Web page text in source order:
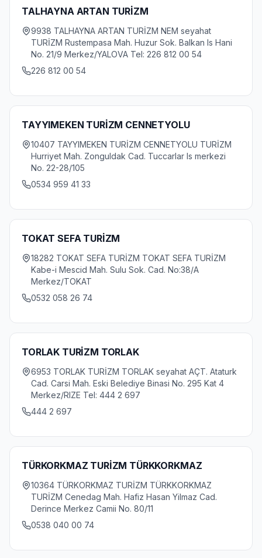
TALHAYNA ARTAN TURİZM
9938 TALHAYNA ARTAN TURİZM NEM seyahat
TURİZM Rustempasa Mah. Huzur Sok. Balkan Is Hani
No. 21/9 Merkez/YALOVA Tel: 226 812 00 54
226 812 00 54
TAYYIMEKEN TURİZM CENNETYOLU
10407 TAYYIMEKEN TURİZM CENNETYOLU TURİZM
Hurriyet Mah. Zonguldak Cad. Tuccarlar Is merkezi
No. 22-28/105
0534 959 41 33
TOKAT SEFA TURİZM
18282 TOKAT SEFA TURİZM TOKAT SEFA TURİZM
Kabe-i Mescid Mah. Sulu Sok. Cad. No:38/A
Merkez/TOKAT
0532 058 26 74
TORLAK TURİZM TORLAK
6953 TORLAK TURİZM TORLAK seyahat AÇT. Ataturk
Cad. Carsi Mah. Eski Belediye Binasi No. 295 Kat 4
Merkez/RIZE Tel: 444 2 697
444 2 697
TÜRKORKMAZ TURİZM TÜRKKORKMAZ
10364 TÜRKORKMAZ TURİZM TÜRKKORKMAZ
TURİZM Cenedag Mah. Hafiz Hasan Yilmaz Cad.
Derince Merkez Camii No. 80/11
0538 040 00 74